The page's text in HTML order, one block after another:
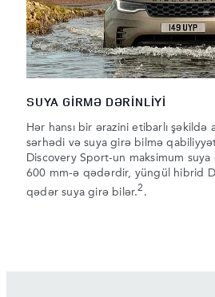
SUYA GİRMƏ DƏRİNLİYİ
Hər hansı bir ərazini etibarlı şəkildə
sərhədi və suya girə bilmə
Discovery Sport-un maksimum
600 mm-ə qədərdir, yüngül hibrid
qədər suya girə bilər.2 .